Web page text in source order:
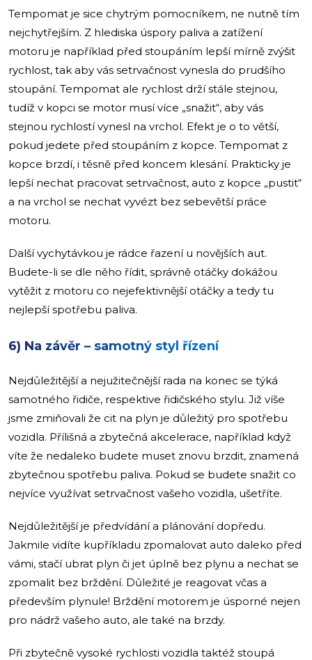
Tempomat je sice chytrým pomocníkem, ne nutně tím
nejchytřejším. Z hlediska úspory paliva a zatížení
motoru je například před stoupáním lepší mírně zvýšit
rychlost, tak aby vás setrvačnost vynesla do prudšího
stoupání. Tempomat ale rychlost drží stále stejnou,
tudíž v kopci se motor musí více „snažit“, aby vás
stejnou rychlostí vynesl na vrchol. Efekt je o to větší,
pokud jedete před stoupáním z kopce. Tempomat z
kopce brzdí, i těsně před koncem klesání. Prakticky je
lepší nechat pracovat setrvačnost, auto z kopce „pustit“
a na vrchol se nechat vyvézt bez sebevětší práce
motoru.
Další vychytávkou je rádce řazení u novějších aut.
Budete-li se dle něho řídit, správně otáčky dokážou
vytěžit z motoru co nejefektivnější otáčky a tedy tu
nejlepší spotřebu paliva.
6) Na závěr – samotný styl řízení
Nejdůležitější a nejužitečnější rada na konec se týká
samotného řidiče, respektive řidičského stylu. Již víše
jsme zmiňovali že cit na plyn je důležitý pro spotřebu
vozidla. Přílišná a zbytečná akcelerace, například když
víte že nedaleko budete muset znovu brzdit, znamená
zbytečnou spotřebu paliva. Pokud se budete snažit co
nejvíce využívat setrvačnost vašeho vozidla, ušetříte.
Nejdůležitější je předvídání a plánování dopředu.
Jakmile vidíte kupříkladu zpomalovat auto daleko před
vámi, stačí ubrat plyn či jet úplně bez plynu a nechat se
zpomalit bez brždění. Důležité je reagovat včas a
především plynule! Brždění motorem je úsporné nejen
pro nádrž vašeho auto, ale také na brzdy.
Při zbytečně vysoké rychlosti vozidla taktéž stoupá